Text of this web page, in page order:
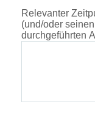
Relevanter
(und/oder
durchgeführten